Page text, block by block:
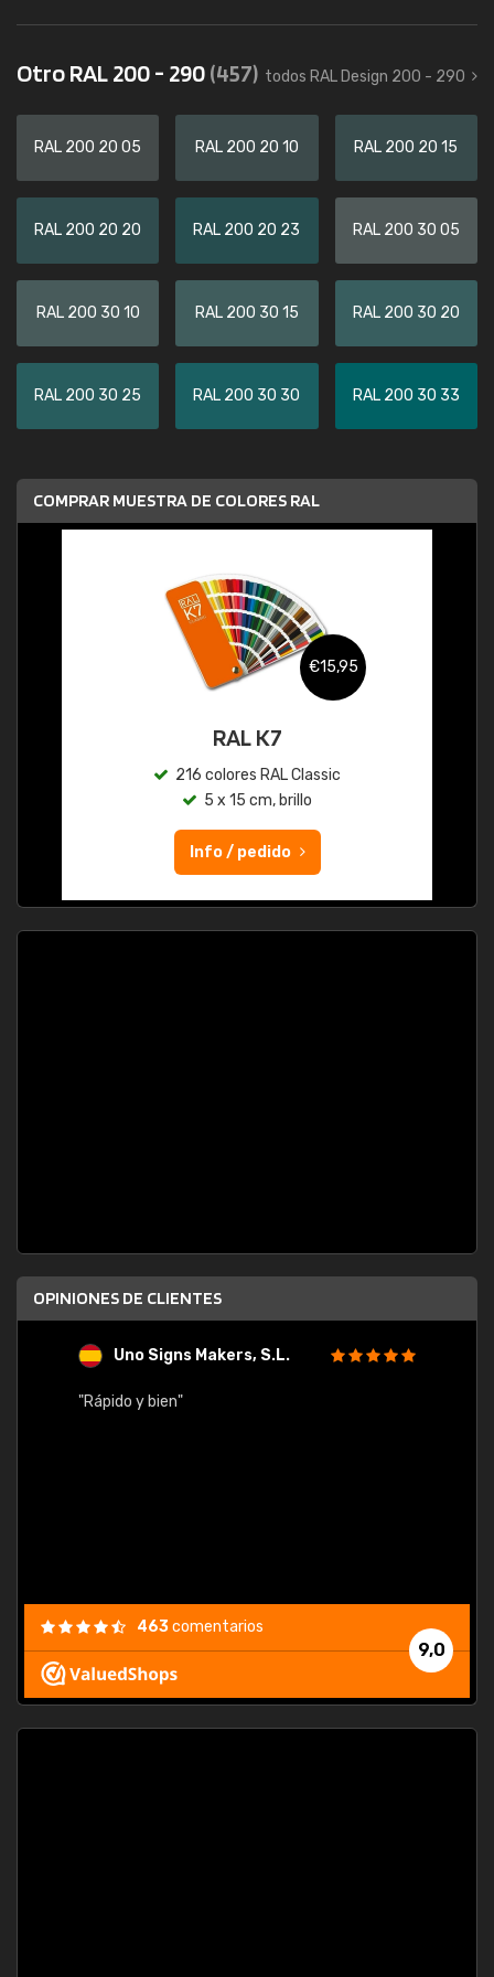
Otro RAL 200 - 290(457) todos RAL Design 200 - 290
RAL 200 20 05 RAL 200 20 10 RAL 200 20 15
RAL 200 20 20 RAL 200 20 23 RAL 200 30 05
RAL 200 30 10 RAL 200 30 15 RAL 200 30 20
RAL 200 30 25 RAL 200 30 30 RAL 200 30 33
COMPRAR MUESTRA DE COLORES RAL
€15,95
RAL K7
216 colores RAL Classic
5 x 15 cm, brillo
Info / pedido
OPINIONES DE CLIENTES
Uno Signs Makers, S.L.
"Rápido y bien"
9,0
463comentarios